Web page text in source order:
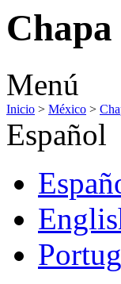
Menú
Inicio > México >
Español